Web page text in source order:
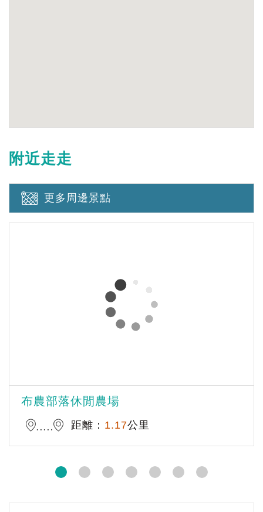
附近走走
更多周邊景點
布農部落休閒農場
距離： 1.17公里